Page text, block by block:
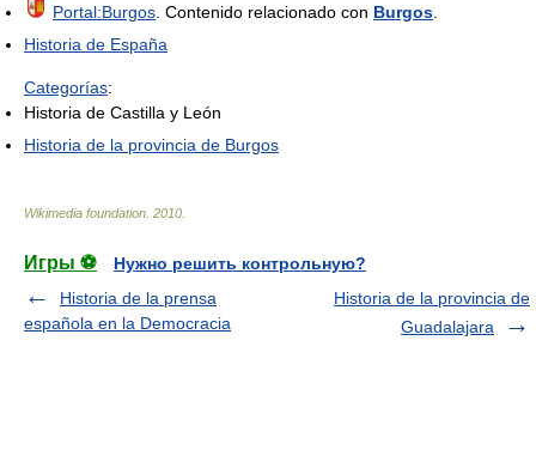
Portal:Burgos . Contenido relacionado con Burgos
Historia de España
Categorías:
Historia de Castilla y León
Historia de la provincia de Burgos
Wikimedia foundation 2010
Игры ⚽
Нужно решить контрольную?
Historia de la prensa
española en la Democracia
Historia de la provincia de
Guadalajara